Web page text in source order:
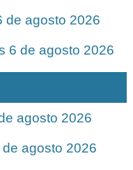
de agosto 2026
6 de agosto 2026
agosto 2026
agosto 2026